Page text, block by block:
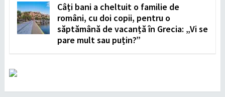
Câți bani a cheltuit o familie de
români, cu doi copii, pentru o
săptămână de vacanță în Grecia: „Vi se
pare mult sau puțin?”